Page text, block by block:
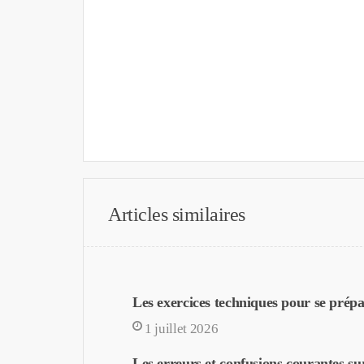
Articles similaires
Les exercices techniques pour se
1 juillet 2026